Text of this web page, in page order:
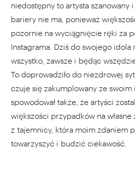
niedostępny to artysta szanowany
bariery nie ma, ponieważ
pozornie na wyciągnięcie ręki za
Instagrama. Dziś do swojego idola
wszystko, zawsze i będąc
To doprowadziło do niezdrowej
czuje się zakumplowany ze
spowodował także, że artyści
większości przypadków na własne
z tajemnicy, która moim zdaniem
towarzyszyć i budzić ciekawość.